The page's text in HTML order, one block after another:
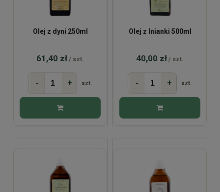
Olej z dyni 250ml
61,40 zł / szt.
- + szt.
Olej z lnianki 500ml
40,00 zł / szt.
- + szt.